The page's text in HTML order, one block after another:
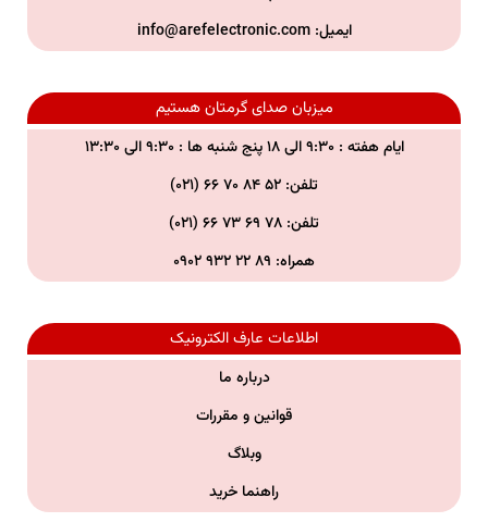
ایمیل:info@arefelectronic.com
میزبان صدای گرمتان هستیم
ایام هفته : ۹:۳۰ الی ۱۸ پنج شنبه ها : ۹:۳۰ الی ۱۳:۳۰
تلفن: ۵۲ ۸۴ ۷۰ ۶۶ (۰۲۱)
تلفن: ۷۸ ۶۹ ۷۳ ۶۶ (۰۲۱)
همراه:
اطلاعات عارف الکترونیک
درباره ما
قوانین و مقررات
وبلاگ
راهنما خرید